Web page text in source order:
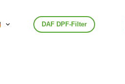
DAF DPF-Filter